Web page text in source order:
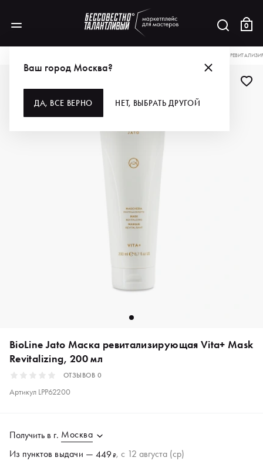
0
Ваш город Москва?
ДА, ВСЕ ВЕРНО НЕТ, ВЫБРАТЬ ДРУГОЙ
BIOLINE JATO МАСКА
BioLine Jato Маска ревитализирующая Vita+ Mask
Revitalizing, 200 мл
ОТЗЫВОВ 0
Артикул LPP62200
Получить в г. Москва
Из пунктов выдачи — 449₽, c 12 августа (ср)